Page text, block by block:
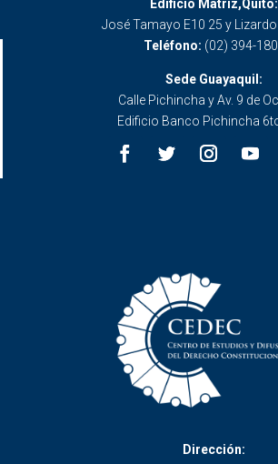
Edificio Matriz,Quito:
José Tamayo E10 25 y
Teléfono: (02) 394-
Sede Guayaquil:
Calle Pichincha y Av. 9 de
Edificio Banco Pichincha
Dirección: